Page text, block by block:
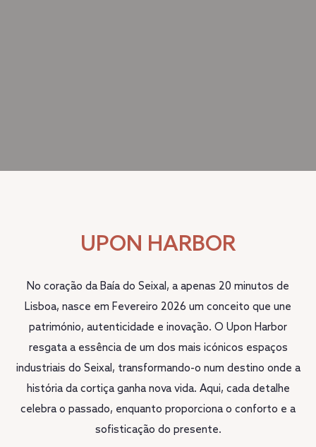
UPON HARBOR
No coração da Baía do Seixal, a apenas 20 minutos de
Lisboa, nasce em Fevereiro 2026 um conceito que une
património, autenticidade e inovação. O Upon Harbor
resgata a essência de um dos mais icónicos espaços
industriais do Seixal, transformando-o num destino onde a
história da cortiça ganha nova vida. Aqui, cada detalhe
celebra o passado, enquanto proporciona o conforto e a
sofisticação do presente.